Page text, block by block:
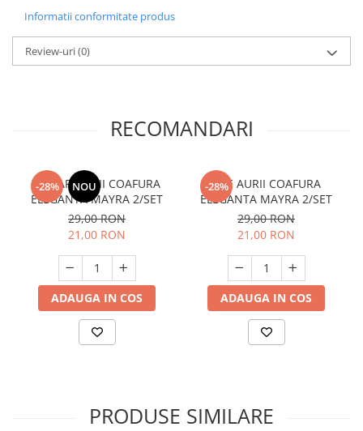
Informatii conformitate produs
Review-uri(0)
RECOMANDARI
-28% NOU
ACE ARGINTII COAFURA
ELEGANTA MAYRA 2/SET
29,00 RON
21,00 RON
ADAUGA IN COS
-28%
ACE AURII COAFURA
ELEGANTA MAYRA 2/SET
29,00 RON
21,00 RON
ADAUGA IN COS
PRODUSE SIMILARE